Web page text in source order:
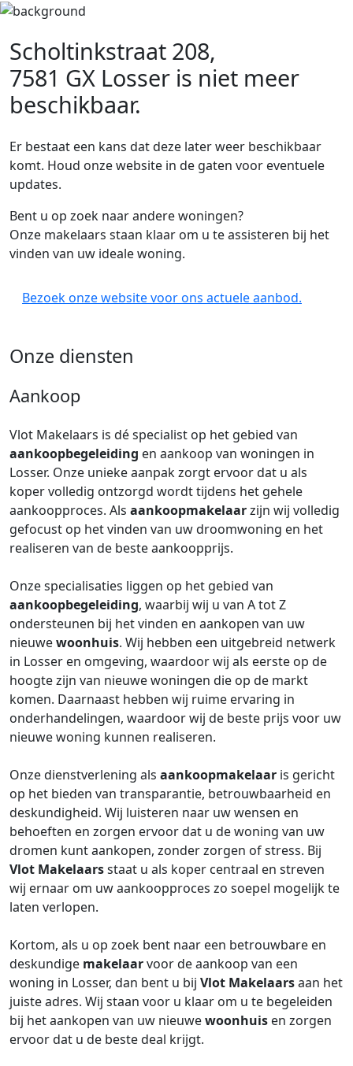
Scholtinkstraat 208,
7581 GX Losser is niet meer
beschikbaar.
Er bestaat een kans dat deze later weer beschikbaar
komt. Houd onze website in de gaten voor eventuele
updates.
Bent u op zoek naar andere woningen?
Onze makelaars staan klaar om u te assisteren bij het
vinden van uw ideale woning.
Bezoek onze website voor ons actuele aanbod.
Onze diensten
Aankoop
Vlot Makelaars is dé specialist op het gebied van
aankoopbegeleiding en aankoop van woningen in
Losser. Onze unieke aanpak zorgt ervoor dat u als
koper volledig ontzorgd wordt tijdens het gehele
aankoopproces. Als aankoopmakelaarzijn wij volledig
gefocust op het vinden van uw droomwoning en het
realiseren van de beste aankoopprijs.
Onze specialisaties liggen op het gebied van
aankoopbegeleiding, waarbij wij u van A tot Z
ondersteunen bij het vinden en aankopen van uw
nieuwewoonhuis. Wij hebben een uitgebreid netwerk
in Losser en omgeving, waardoor wij als eerste op de
hoogte zijn van nieuwe woningen die op de markt
komen. Daarnaast hebben wij ruime ervaring in
onderhandelingen, waardoor wij de beste prijs voor uw
nieuwe woning kunnen realiseren.
Onze dienstverlening als aankoopmakelaar is gericht
op het bieden van transparantie, betrouwbaarheid en
deskundigheid. Wij luisteren naar uw wensen en
behoeften en zorgen ervoor dat u de woning van uw
dromen kunt aankopen, zonder zorgen of stress. Bij
Vlot Makelaarsstaat u als koper centraal en streven
wij ernaar om uw aankoopproces zo soepel mogelijk te
laten verlopen.
Kortom, als u op zoek bent naar een betrouwbare en
deskundige makelaarvoor de aankoop van een
woning in Losser, dan bent u bij Vlot Makelaarsaan het
juiste adres. Wij staan voor u klaar om u te begeleiden
bij het aankopen van uw nieuwewoonhuis en zorgen
ervoor dat u de beste deal krijgt.